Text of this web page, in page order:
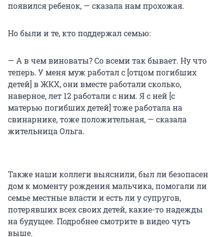
появился ребенок, — сказала нам прохожая.
Но были и те, кто поддержал семью:
— А в чем виноваты? Со всеми так бывает. Ну что
теперь. У меня муж работал с [отцом погибших
детей] в ЖКХ, они вместе работали сколько,
наверное, лет 12 работали с ним. Я с ней [с
матерью погибших детей] тоже работала на
свинарнике, тоже положительная, — сказала
жительница Ольга.
Также наши коллеги выяснили, был ли безопасен
дом к моменту рождения мальчика, помогали ли
семье местные власти и есть ли у супругов,
потерявших всех своих детей, какие-то надежды
на будущее. Подробнее смотрите в видео чуть
выше.